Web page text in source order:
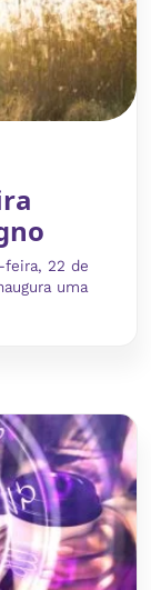
feira, 22 de
uma